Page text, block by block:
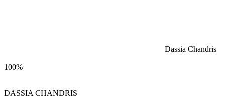
Dassia Chandris
100%
DASSIA CHANDRIS